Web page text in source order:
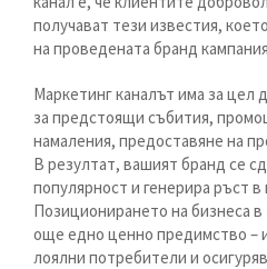
получават тези известия,
на проведената бранд
Маркетинг каналът има за цел
за предстоящи събития,
намаления, предоставяне на
В резултат, вашият бранд се
популярност и генерира ръст
Позиционирането на бизнеса
още едно ценно предимство –
лоялни потребители и